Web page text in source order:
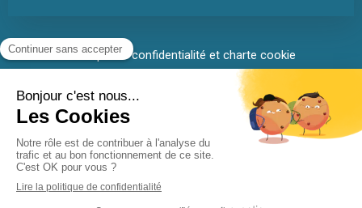
Politique de confidentialité et charte cookie
Conditions Générales Utilisation
Charte déontologique
Ordre national
Annuaires chirurgiens dentistes